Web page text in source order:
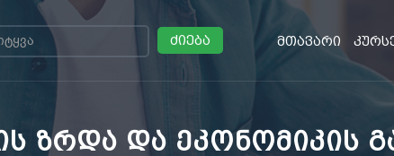
ძიება მთავარი
ზრდა და ეკონომიკის